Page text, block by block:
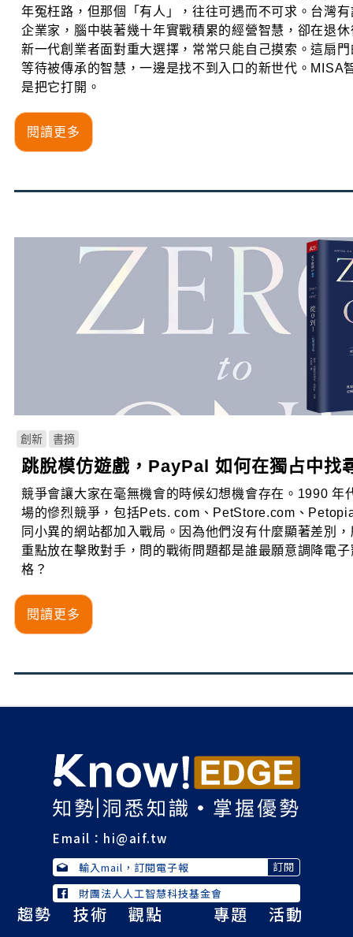
年冤枉路，但那個「有人」，往往可遇而不可求。台灣
企業家，腦中裝著幾十年實戰積累的經營智慧，卻在退
新一代創業者面對重大選擇，常常只能自己摸索。這扇
等待被傳承的智慧，一邊是找不到入口的新世代。MISA
是把它打開。
閱讀更多
創新 書摘
跳脫模仿遊戲，PayPal 如何在獨占中找
競爭會讓大家在毫無機會的時候幻想機會存在。1990 年
場的慘烈競爭，包括Pets. com、PetStore.com、
同小異的網站都加入戰局。因為他們沒有什麼顯著差別
重點放在擊敗對手，問的戰術問題都是誰最願意調降電
格？
閱讀更多
Email： hi@aif.tw
財團法人人工智慧科技基金會
趨勢 技術 觀點 專題 活動